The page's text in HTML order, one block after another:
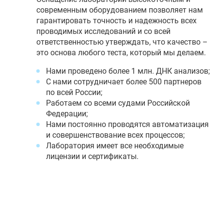
современным оборудованием позволяет нам
гарантировать точность и надежность всех
проводимых исследований и со всей
ответственностью утверждать, что качество –
это основа любого теста, который мы делаем.
Нами проведено более 1 млн. ДНК анализов;
С нами сотрудничает более 500 партнеров
по всей России;
Работаем со всеми судами Российской
Федерации;
Нами постоянно проводятся автоматизация
и совершенствование всех процессов;
Лаборатория имеет все необходимые
лицензии и сертификаты.